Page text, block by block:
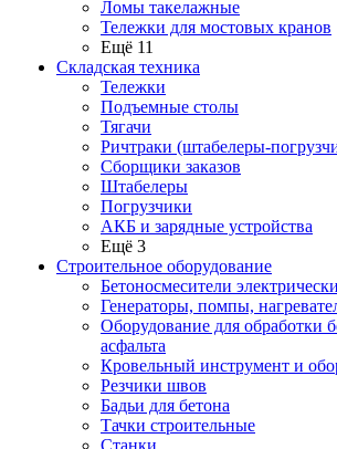
Ломы такелажные
Тележки для мостовых кранов
Ещё 11
Складская техника
Тележки
Подъемные столы
Тягачи
Ричтраки (штабелеры-
Сборщики заказов
Штабелеры
Погрузчики
АКБ и зарядные устройства
Ещё 3
Строительное оборудование
Бетоносмесители
Генераторы, помпы,
Оборудование для обработки
асфальта
Кровельный инструмент и
Резчики швов
Бадьи для бетона
Тачки строительные
Станки